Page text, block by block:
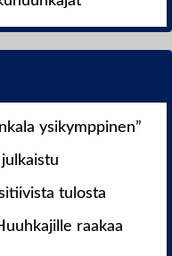
ysikymppinen”
tulosta
raakaa